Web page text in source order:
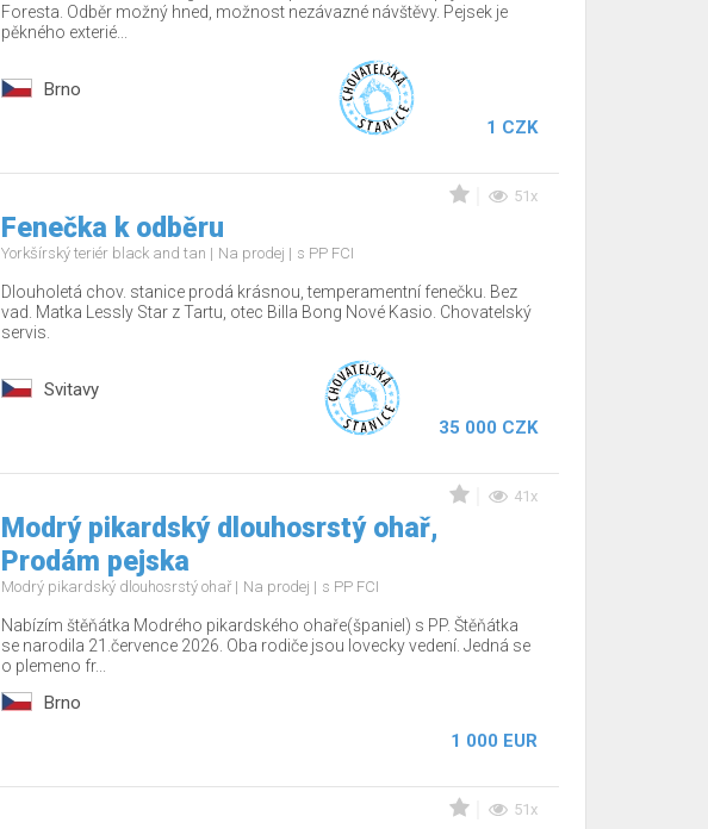
Foresta. Odběr možný hned, možnost nezávazné návštěvy. Pejsek je
pěkného exterié...
Brno
1 CZK
51x
Fenečka k odběru
Yorkšírský teriér black and tan Na prodej s PP FCI
Dlouholetá chov. stanice prodá krásnou, temperamentní fenečku. Bez
vad. Matka Lessly Star z Tartu, otec Billa Bong Nové Kasio. Chovatelský
servis.
Svitavy
35 000 CZK
41x
Modrý pikardský dlouhosrstý ohař,
Prodám pejska
Modrý pikardský dlouhosrstý ohař Na prodej s PP FCI
Nabízím štěňátka Modrého pikardského ohaře(španiel) s PP. Štěňátka
se narodila 21.července 2026. Oba rodiče jsou lovecky vedení. Jedná se
o plemeno fr...
Brno
1 000 EUR
51x